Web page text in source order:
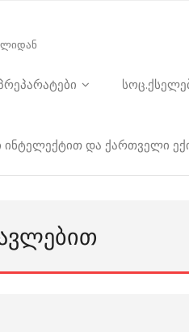
ინტელექტით და ქართველი